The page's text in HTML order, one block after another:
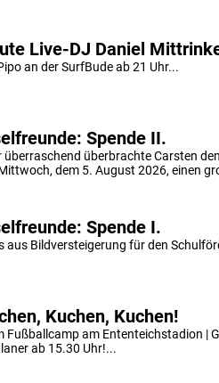
Live-DJ Daniel
an der SurfBude ab 21 Uhr...
Spende II.
überraschend überbrachte Carsten
dem 5. August 2026, einen
Spende I.
aus Bildversteigerung für den
Kuchen, Kuchen!
Fußballcamp am Ententeichstadion |
ab 15.30 Uhr!...